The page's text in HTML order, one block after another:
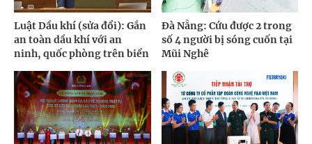
Luật Dầu khí (sửa đổi): Gắn
an toàn dầu khí với an
ninh, quốc phòng trên biển
Đà Nẵng: Cứu được 2 trong
số 4 người bị sóng cuốn tại
Mũi Nghê